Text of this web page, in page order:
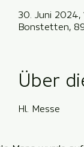
30. Juni 2024,
Bonstetten,
Über
Hl. Messe